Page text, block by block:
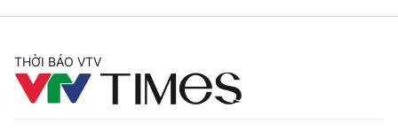
THỜI BÁO VTV